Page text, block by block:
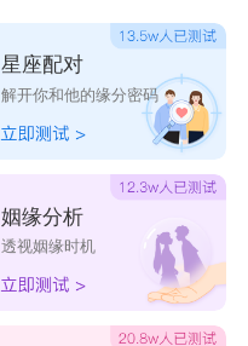
星座配对
解开你和他的缘分密码
姻缘分析
透视姻缘时机